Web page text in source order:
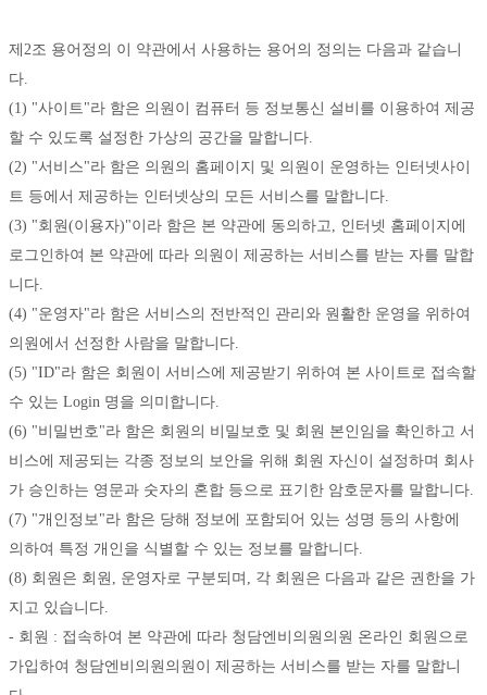
제2조 용어정의 이 약관에서 사용하는 용어의 정의는 다음과 같습니
다.
(1) "사이트"라 함은 의원이 컴퓨터 등 정보통신 설비를 이용하여 제공
할 수 있도록 설정한 가상의 공간을 말합니다.
(2) "서비스"라 함은 의원의 홈페이지 및 의원이 운영하는 인터넷사이
트 등에서 제공하는 인터넷상의 모든 서비스를 말합니다.
(3) "회원(이용자)"이라 함은 본 약관에 동의하고, 인터넷 홈페이지에
로그인하여 본 약관에 따라 의원이 제공하는 서비스를 받는 자를 말합
니다.
(4) "운영자"라 함은 서비스의 전반적인 관리와 원활한 운영을 위하여
의원에서 선정한 사람을 말합니다.
(5) "ID"라 함은 회원이 서비스에 제공받기 위하여 본 사이트로 접속할
수 있는 Login 명을 의미합니다.
(6) "비밀번호"라 함은 회원의 비밀보호 및 회원 본인임을 확인하고 서
비스에 제공되는 각종 정보의 보안을 위해 회원 자신이 설정하며 회사
가 승인하는 영문과 숫자의 혼합 등으로 표기한 암호문자를 말합니다.
(7) "개인정보"라 함은 당해 정보에 포함되어 있는 성명 등의 사항에
의하여 특정 개인을 식별할 수 있는 정보를 말합니다.
(8) 회원은 회원, 운영자로 구분되며, 각 회원은 다음과 같은 권한을 가
지고 있습니다.
- 회원 : 접속하여 본 약관에 따라 청담엔비의원의원 온라인 회원으로
가입하여 청담엔비의원의원이 제공하는 서비스를 받는 자를 말합니